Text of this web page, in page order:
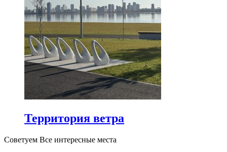
Территория ветра
Советуем Все интересные места